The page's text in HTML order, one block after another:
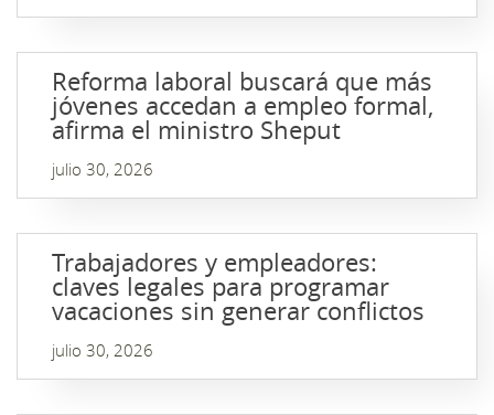
Reforma laboral buscará que más
jóvenes accedan a empleo formal,
afirma el ministro Sheput
julio 30, 2026
Trabajadores y empleadores:
claves legales para programar
vacaciones sin generar conflictos
julio 30, 2026